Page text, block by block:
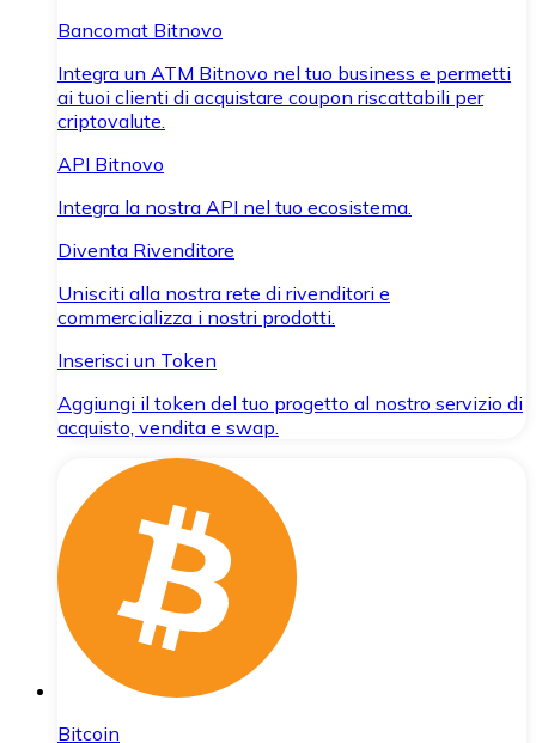
Bancomat Bitnovo
Integra un ATM Bitnovo nel tuo business e permetti
ai tuoi clienti di acquistare coupon riscattabili per
criptovalute.
API Bitnovo
Integra la nostra API nel tuo ecosistema.
Diventa Rivenditore
Unisciti alla nostra rete di rivenditori e
commercializza i nostri prodotti.
Inserisci un Token
Aggiungi il token del tuo progetto al nostro servizio di
acquisto, vendita e swap.
Bitcoin